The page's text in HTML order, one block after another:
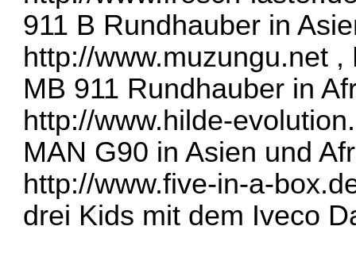
911 B Rundhauber in
http://www.muzungu.net ,
MB 911 Rundhauber in
http://www.hilde-
MAN G90 in Asien und
http://www.five-in-a-
drei Kids mit dem Iveco